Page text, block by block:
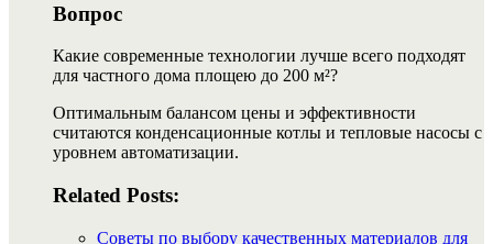
Вопрос
Какие современные технологии лучше всего подходят
для частного дома площею до 200 м²?
Оптимальным балансом цены и эффективности
считаются конденсационные котлы и тепловые насосы с
уровнем автоматизации.
Related Posts:
Советы по выбору качественных материалов для